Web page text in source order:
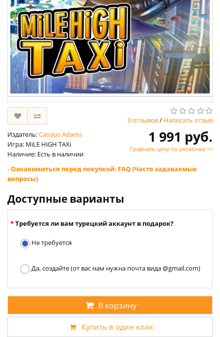
0 отзывов/ Написать отзыв
Издатель:Cassius Adams
Игра: MiLE HiGH TAXi
Наличие: Есть в наличии
1 991 руб.
Сравнить цену по регионам >>
- Ознакомиться перед покупкой: FAQ (Часто задаваемые
вопросы)
Доступные варианты
Требуется ли вам турецкий аккаунт в подарок?
Не требуется
Да, создайте (от вас нам нужна почта вида @gmail.com)
В корзину
Купить в один клик